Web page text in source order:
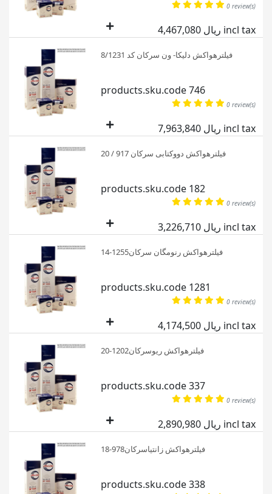
0 review(s)
4,467,080 ریال incl tax
فیلترهواکش دلیکا- ون سرکان کد 8/1231
products.sku.code 746
0 review(s)
7,963,840 ریال incl tax
فیلترهواکش دووکتابی سرکان 917 / 20
products.sku.code 182
0 review(s)
3,226,710 ریال incl tax
فیلترهواکش رنومگان سرکان1255-14
products.sku.code 1281
0 review(s)
4,174,500 ریال incl tax
فیلترهواکش ریوسرکان1202-20
products.sku.code 337
0 review(s)
2,890,980 ریال incl tax
فیلترهواکش زانتیاسرکان978-18
products.sku.code 338